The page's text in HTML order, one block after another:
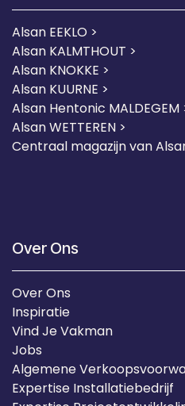
Alsan EEKLO >
Alsan KALMTHOUT >
Alsan KNOKKE >
Alsan KUURNE >
Alsan Hentonic MALDEGEM
Alsan WETTEREN >
Centraal magazijn van
Over Ons
Over Ons
Inspiratie
Vind Je Vakman
Jobs
Algemene
Expertise Installatiebedrijf